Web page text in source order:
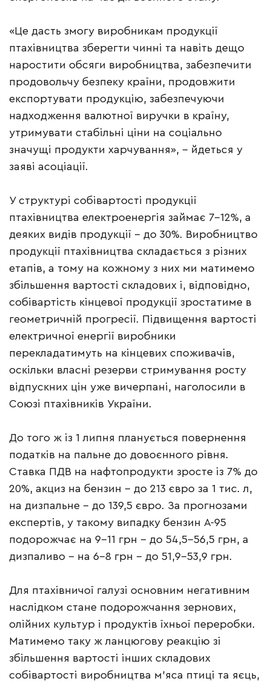
«Це дасть змогу виробникам продукції
птахівництва зберегти чинні та навіть дещо
наростити обсяги виробництва, забезпечити
продовольчу безпеку країни, продовжити
експортувати продукцію, забезпечуючи
надходження валютної виручки в країну,
утримувати стабільні ціни на соціально
значущі продукти харчування», – йдеться у
заяві асоціації.
У структурі собівартості продукції
птахівництва електроенергія займає 7-12%, а
деяких видів продукції – до 30%. Виробництво
продукції птахівництва складається з різних
етапів, а тому на кожному з них ми матимемо
збільшення вартості складових і, відповідно,
собівартість кінцевої продукції зростатиме в
геометричній прогресії. Підвищення вартості
електричної енергії виробники
перекладатимуть на кінцевих споживачів,
оскільки власні резерви стримування росту
відпускних цін уже вичерпані, наголосили в
Союзі птахівників України.
До того ж із 1 липня планується повернення
податків на пальне до довоєнного рівня.
Ставка ПДВ на нафтопродукти зросте із 7% до
20%, акциз на бензин – до 213 євро за 1 тис. л,
на дизпальне – до 139,5 євро. За прогнозами
експертів, у такому випадку бензин А-95
подорожчає на 9-11 грн – до 54,5-56,5 грн, а
дизпаливо – на 6-8 грн – до 51,9-53,9 грн.
Для птахівничої галузі основним негативним
наслідком стане подорожчання зернових,
олійних культур і продуктів їхньої переробки.
Матимемо таку ж ланцюгову реакцію зі
збільшення вартості інших складових
собівартості виробництва м’яса птиці та яєць,